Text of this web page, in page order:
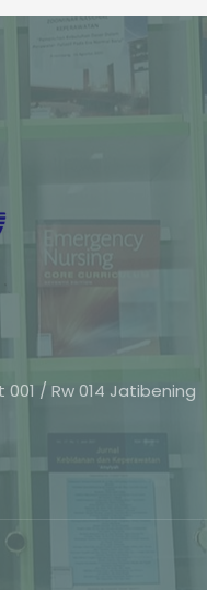
/ Rw 014 Jatibening